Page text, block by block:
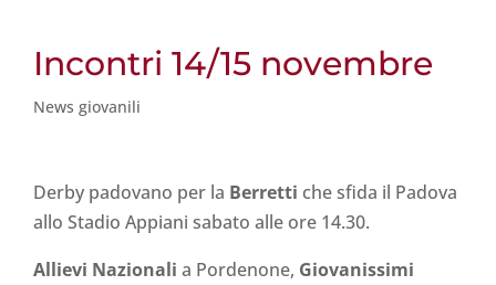
Incontri 14/15 novembre
News giovanili
Derby padovano per la Berretti che sfida il Padova
allo Stadio Appiani sabato alle ore 14.30.
Allievi Nazionali a Pordenone, Giovanissimi